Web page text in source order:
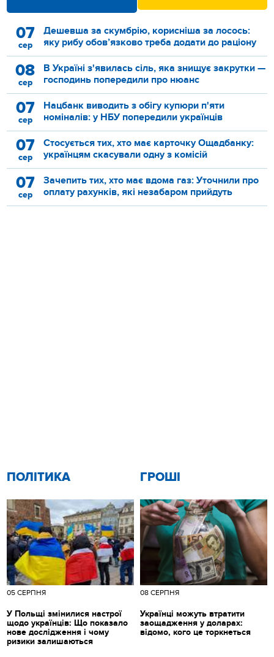
07
сер
Дешевша за скумбрію, корисніша за лосось:
яку рибу обов’язково треба додати до раціону
08
сер
В Україні з'явилась сіль, яка знищує закрутки —
господинь попередили про нюанс
07
сер
Нацбанк виводить з обігу купюри п'яти
номіналів: у НБУ попередили українців
07
сер
Стосується тих, хто має карточку Ощадбанку:
українцям скасували одну з комісій
07
сер
Зачепить тих, хто має вдома газ: Уточнили про
оплату рахунків, які незабаром прийдуть
ПОЛІТИКА
05 СЕРПНЯ
У Польщі змінилися настрої
щодо українців: Що показало
нове дослідження і чому
ризики залишаються
ГРОШІ
08 СЕРПНЯ
Українці можуть втратити
заощадження у доларах:
відомо, кого це торкнеться